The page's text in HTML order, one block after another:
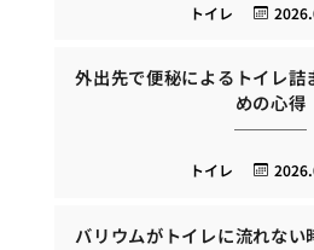
トイレ
外出先で便秘によるトイレ詰
めの心得
トイレ
バリウムがトイレに流れない